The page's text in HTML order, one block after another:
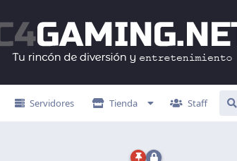
Servidores Tienda Staff